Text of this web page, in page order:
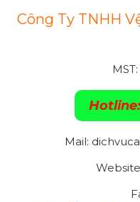
Công Ty TNHH
Hotline:
Mail: